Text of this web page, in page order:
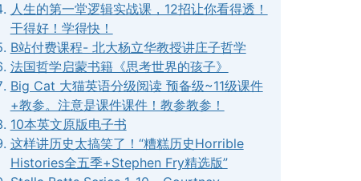
人生的第一堂逻辑实战课，12招让你看得透！
干得好！学得快！
B站付费课程- 北大杨立华教授讲庄子哲学
法国哲学启蒙书籍《思考世界的孩子》
Big Cat 大猫英语分级阅读 预备级~11级课件
+教参。注意是课件课件！教参教参！
10本英文原版电子书
这样讲历史太搞笑了！“糟糕历史Horrible
Histories全五季+Stephen Fry精选版”